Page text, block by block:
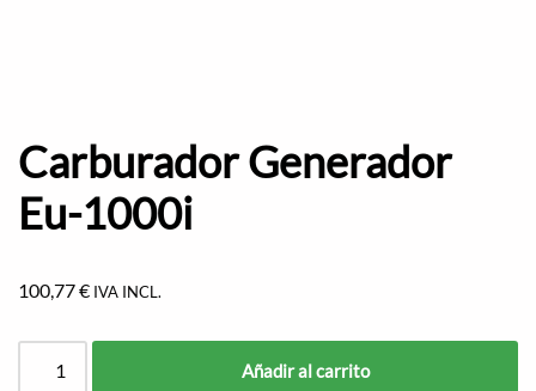
Carburador Generador
Eu-1000i
100,77€ IVA INCL.
Añadir al carrito